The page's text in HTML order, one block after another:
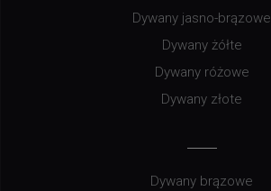
Dywany jasno-brązowe
Dywany żółte
Dywany różowe
Dywany złote
Dywany brązowe